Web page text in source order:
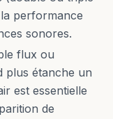
performance
sonores.
flux ou
plus étanche un
est essentielle
de